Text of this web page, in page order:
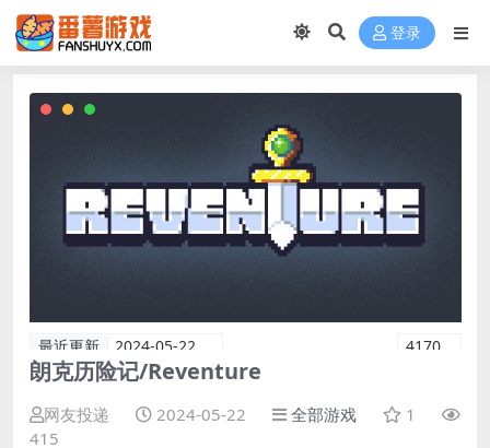
登录
最近更新 2024-05-22 4170
朗克历险记/Reventure
网友投递 2024-05-22 全部游戏
1
415